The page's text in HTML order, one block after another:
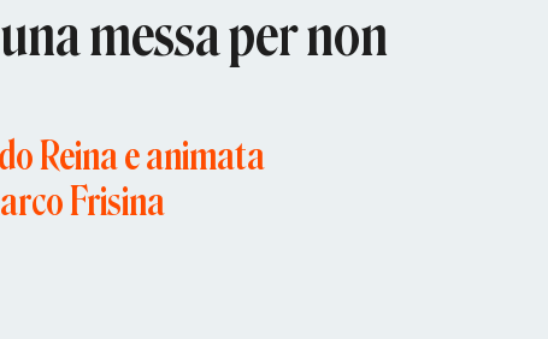
messa per non
Reina e animata
Frisina